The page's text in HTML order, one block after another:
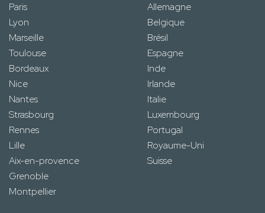
Paris
Lyon
Marseille
Toulouse
Bordeaux
Nice
Nantes
Strasbourg
Rennes
Lille
Aix-en-provence
Grenoble
Montpellier
Allemagne
Belgique
Brésil
Espagne
Inde
Irlande
Italie
Luxembourg
Portugal
Royaume-Uni
Suisse